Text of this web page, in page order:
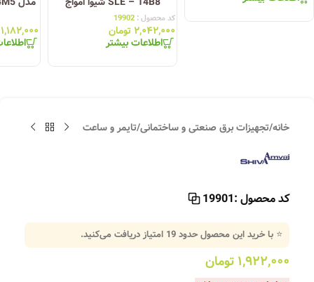
کد محصول : 19902
۲,۰۴۲,۰۰۰ تومان
اطلاعات بیشتر
۱,۱۸۲,۰۰۰
خانه/تجهیزات برق صنعتی و ساختمانی/تایمر و ساعت
کد محصول :19901
⭐ با خرید این محصول حدود19 امتیاز دریافت می‌کنید.
۱,۹۲۲,۰۰۰ تومان